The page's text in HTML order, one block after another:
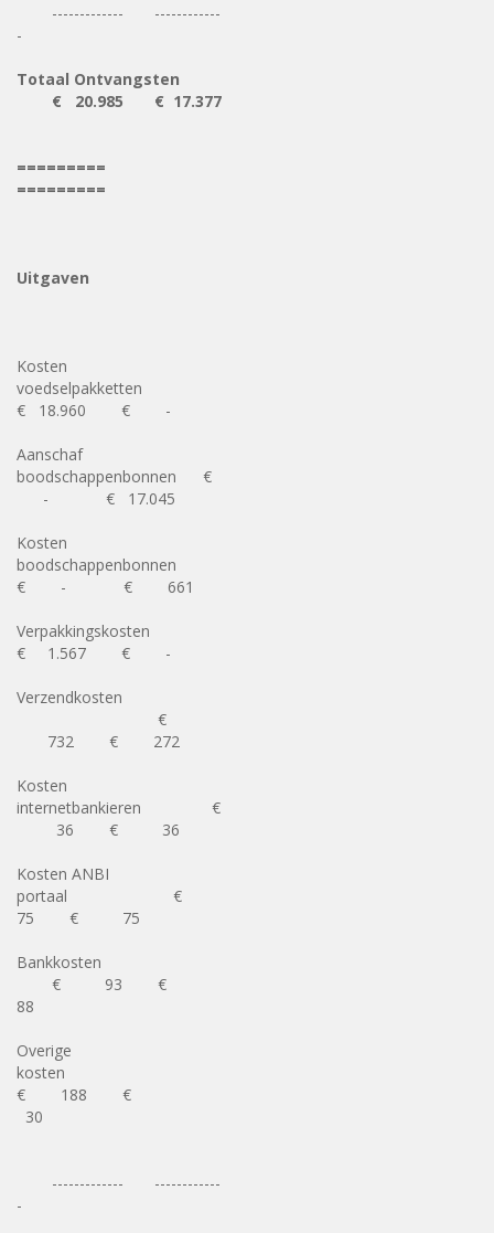
------------- ------------
-
Totaal Ontvangsten
€ 20.985 € 17.377
=========
=========
Uitgaven
Kosten
voedselpakketten
€ 18.960 € -
Aanschaf
boodschappenbonnen €
- € 17.045
Kosten
boodschappenbonnen
€ - € 661
Verpakkingskosten
€ 1.567 € -
Verzendkosten
€
732 € 272
Kosten
internetbankieren €
36 € 36
Kosten ANBI
portaal €
75 € 75
Bankkosten
€ 93 €
88
Overige
kosten
€ 188 €
30
------------- ------------
-